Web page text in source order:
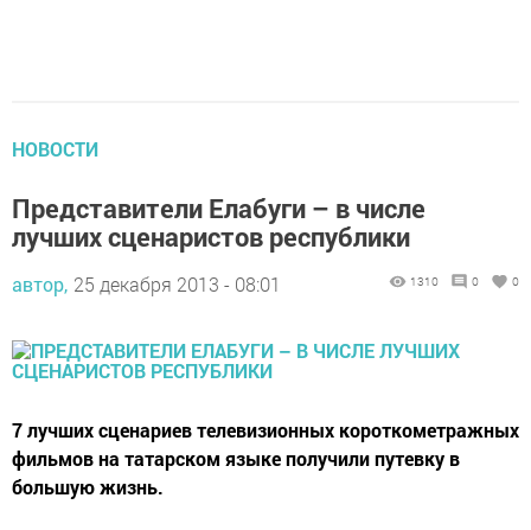
НОВОСТИ
Представители Елабуги – в числе
лучших сценаристов республики
автор, 25 декабря 2013 - 08:01 1310 0 0
7 лучших сценариев телевизионных короткометражных
фильмов на татарском языке получили путевку в
большую жизнь.